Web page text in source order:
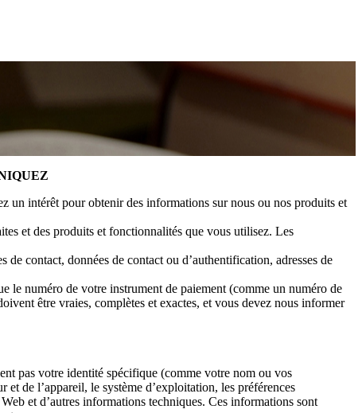
un intérêt pour obtenir des informations sur nous ou nos produits et
et des produits et fonctionnalités que vous utilisez. Les
contact, données de contact ou d’authentification, adresses de
le numéro de votre instrument de paiement (comme un numéro de
être vraies, complètes et exactes, et vous devez nous informer
pas votre identité spécifique (comme votre nom ou vos
de l’appareil, le système d’exploitation, les préférences
et d’autres informations techniques. Ces informations sont